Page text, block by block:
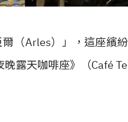
（Arles）」，這座繽
露天咖啡座》（Café